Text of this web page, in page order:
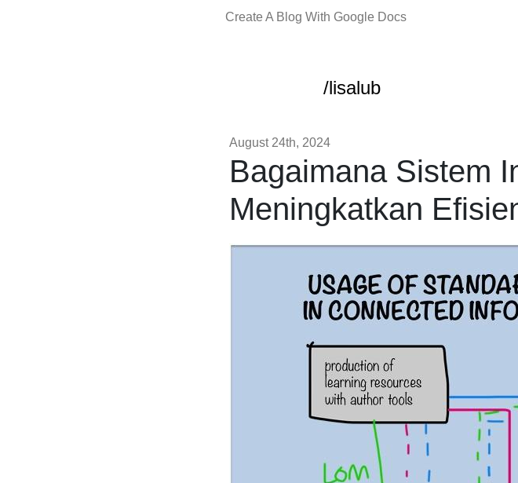
Create A Blog With Google Docs
/lisalub
August 24th, 2024
Bagaimana Sistem
Meningkatkan